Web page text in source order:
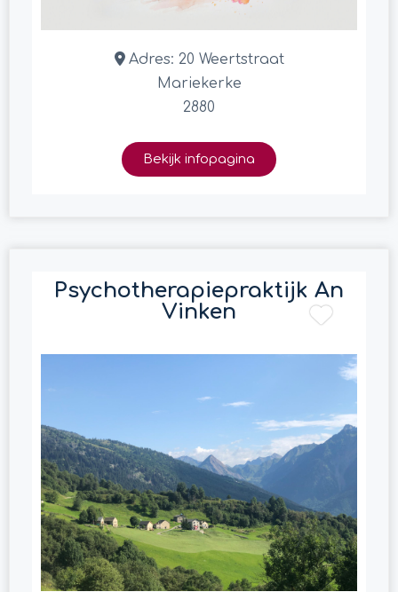
Adres: 20 Weertstraat
Mariekerke
2880
Bekijk infopagina
Psychotherapiepraktijk An
Vinken